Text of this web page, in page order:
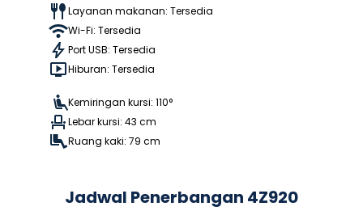
Layanan makanan: Tersedia
Wi-Fi: Tersedia
Port USB: Tersedia
Hiburan: Tersedia
Kemiringan kursi: 110°
Lebar kursi: 43 cm
Ruang kaki: 79 cm
Jadwal Penerbangan 4Z920